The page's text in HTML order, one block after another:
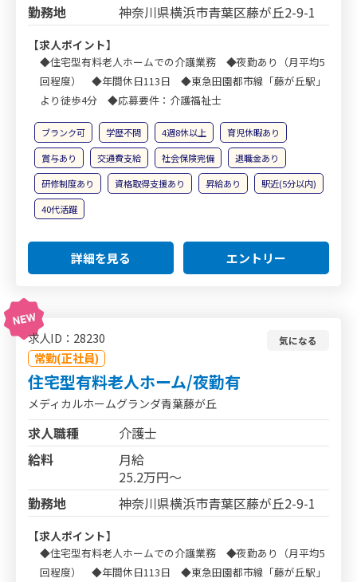
勤務地
神奈川県横浜市青葉区藤が丘2-9-1
【求人ポイント】
◆住宅型有料老人ホームでの介護業務 ◆夜勤あり（月平均5
回程度） ◆年間休日113日 ◆東急田園都市線「藤が丘駅」
より徒歩4分 ◆応募要件：介護福祉士
ブランク可 学歴不問 4週8休以上
育児休暇あり
賞与あり
交通費支給 社会保険完備
退職金あり
研修制度あり
資格取得支援あり 昇給あり
駅近(5分以内)
40代活躍
詳細を見る エントリー
求人ID：28230
常勤(正社員)
気になる
住宅型有料老人ホーム/夜勤有
メディカルホームグランダ青葉藤が丘
求人職種
介護士
給料
月給
25.2万円～
勤務地
神奈川県横浜市青葉区藤が丘2-9-1
【求人ポイント】
◆住宅型有料老人ホームでの介護業務 ◆夜勤あり（月平均5
回程度） ◆年間休日113日 ◆東急田園都市線「藤が丘駅」